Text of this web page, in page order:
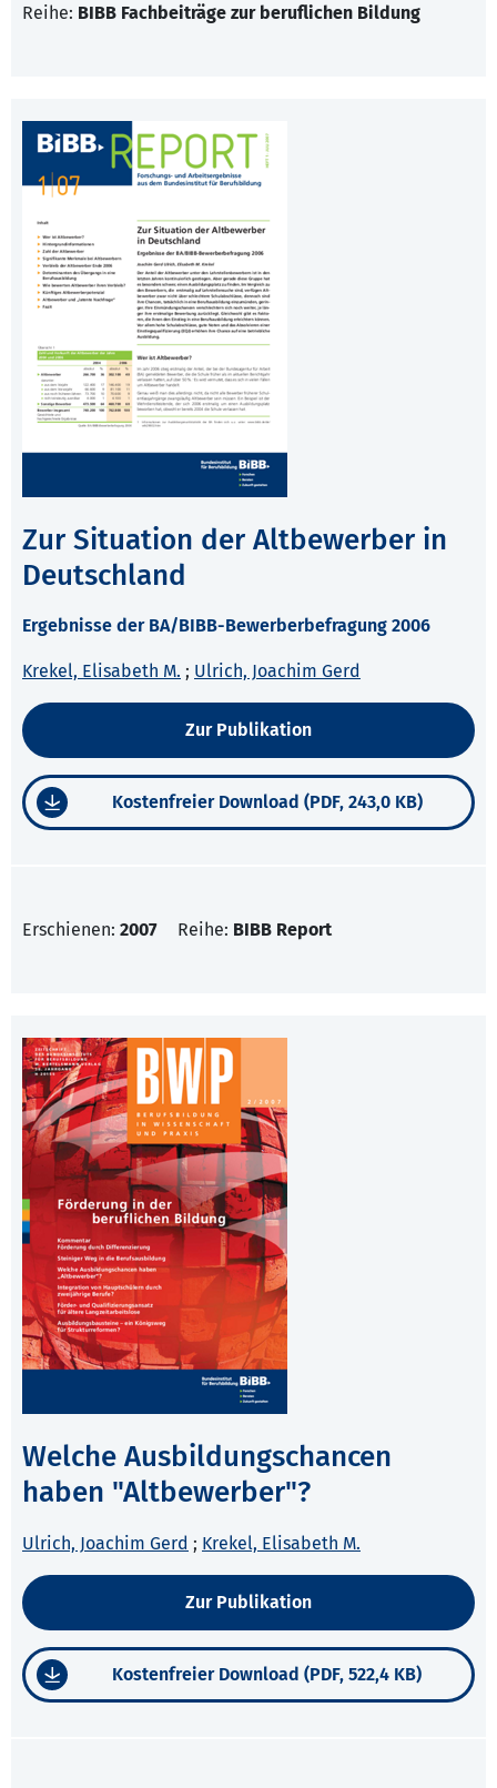
Reihe: BIBB Fachbeiträge zur beruflichen Bildung
Zur Situation der Altbewerber in
Deutschland
Ergebnisse der BA/BIBB-Bewerberbefragung 2006
Krekel, Elisabeth M. ; Ulrich, Joachim Gerd
Zur Publikation
Kostenfreier Download (PDF, 243,0 KB)
Erschienen: 2007 Reihe: BIBB Report
Welche Ausbildungschancen
haben "Altbewerber"?
Ulrich, Joachim Gerd ; Krekel, Elisabeth M.
Zur Publikation
Kostenfreier Download (PDF, 522,4 KB)